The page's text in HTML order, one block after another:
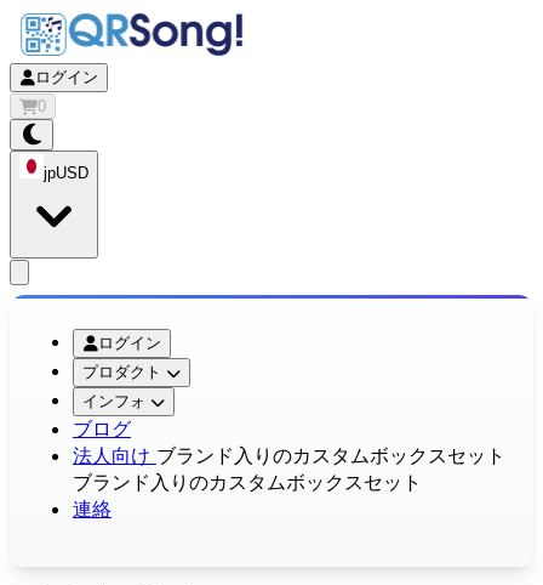
ログイン
0
jpUSD
ログイン
プロダクト
インフォ
ブログ
法人向け ブランド入りのカスタムボックスセット
ブランド入りのカスタムボックスセット
連絡